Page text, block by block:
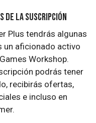
de la suscripción
Plus tendrás algunas
un aficionado activo
Workshop.
podrás tener
recibirás ofertas,
e incluso en